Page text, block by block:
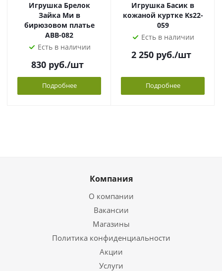
Игрушка Брелок
Зайка Ми в
бирюзовом платье
ABB-082
Есть в наличии
830 руб./шт
Подробнее
Игрушка Басик в
кожаной куртке Ks22-
059
Есть в наличии
2 250руб./шт
Подробнее
Компания
О компании
Вакансии
Магазины
Политика конфиденциальности
Акции
Услуги